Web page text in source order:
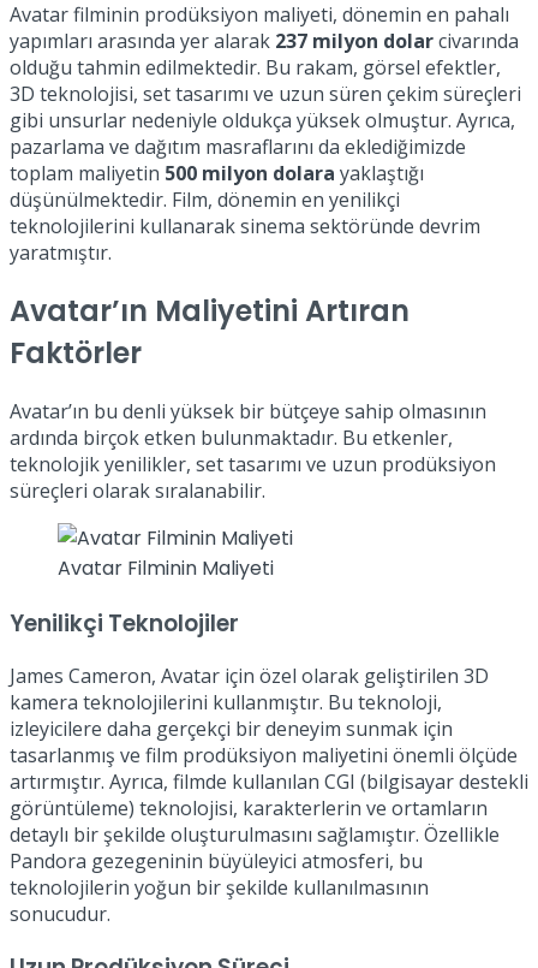
Avatar filminin prodüksiyon maliyeti, dönemin en pahalı
yapımları arasında yer alarak 237 milyon dolarcivarında
olduğu tahmin edilmektedir. Bu rakam, görsel efektler,
3D teknolojisi, set tasarımı ve uzun süren çekim süreçleri
gibi unsurlar nedeniyle oldukça yüksek olmuştur. Ayrıca,
pazarlama ve dağıtım masraflarını da eklediğimizde
toplam maliyetin 500 milyon dolara yaklaştığı
düşünülmektedir. Film, dönemin en yenilikçi
teknolojilerini kullanarak sinema sektöründe devrim
yaratmıştır.
Avatar’ın Maliyetini Artıran
Faktörler
Avatar’ın bu denli yüksek bir bütçeye sahip olmasının
ardında birçok etken bulunmaktadır. Bu etkenler,
teknolojik yenilikler, set tasarımı ve uzun prodüksiyon
süreçleri olarak sıralanabilir.
Avatar Filminin Maliyeti
Yenilikçi Teknolojiler
James Cameron, Avatar için özel olarak geliştirilen 3D
kamera teknolojilerini kullanmıştır. Bu teknoloji,
izleyicilere daha gerçekçi bir deneyim sunmak için
tasarlanmış ve film prodüksiyon maliyetini önemli ölçüde
artırmıştır. Ayrıca, filmde kullanılan CGI (bilgisayar destekli
görüntüleme) teknolojisi, karakterlerin ve ortamların
detaylı bir şekilde oluşturulmasını sağlamıştır. Özellikle
Pandora gezegeninin büyüleyici atmosferi, bu
teknolojilerin yoğun bir şekilde kullanılmasının
sonucudur.